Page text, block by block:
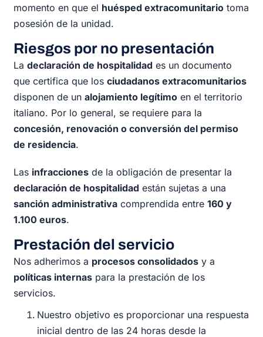
momento en que el huésped extracomunitario toma
posesión de la unidad.
Riesgos por no presentación
Ladeclaración de hospitalidad es un documento
que certifica que losciudadanos extracomunitarios
disponen de unalojamiento legítimo en el territorio
italiano. Por lo general, se requiere para la
concesión, renovación o conversión del permiso
de residencia.
Las infracciones de la obligación de presentar la
declaración de hospitalidad están sujetas a una
sanción administrativa comprendida entre160 y
1.100 euros.
Prestación del servicio
Nos adherimos a procesos consolidados y a
políticas internas para la prestación de los
servicios.
Nuestro objetivo es proporcionar una respuesta
inicial dentro de las 24 horas desde la